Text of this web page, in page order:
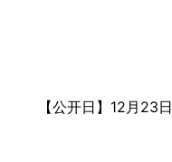
【公开日】12月23日